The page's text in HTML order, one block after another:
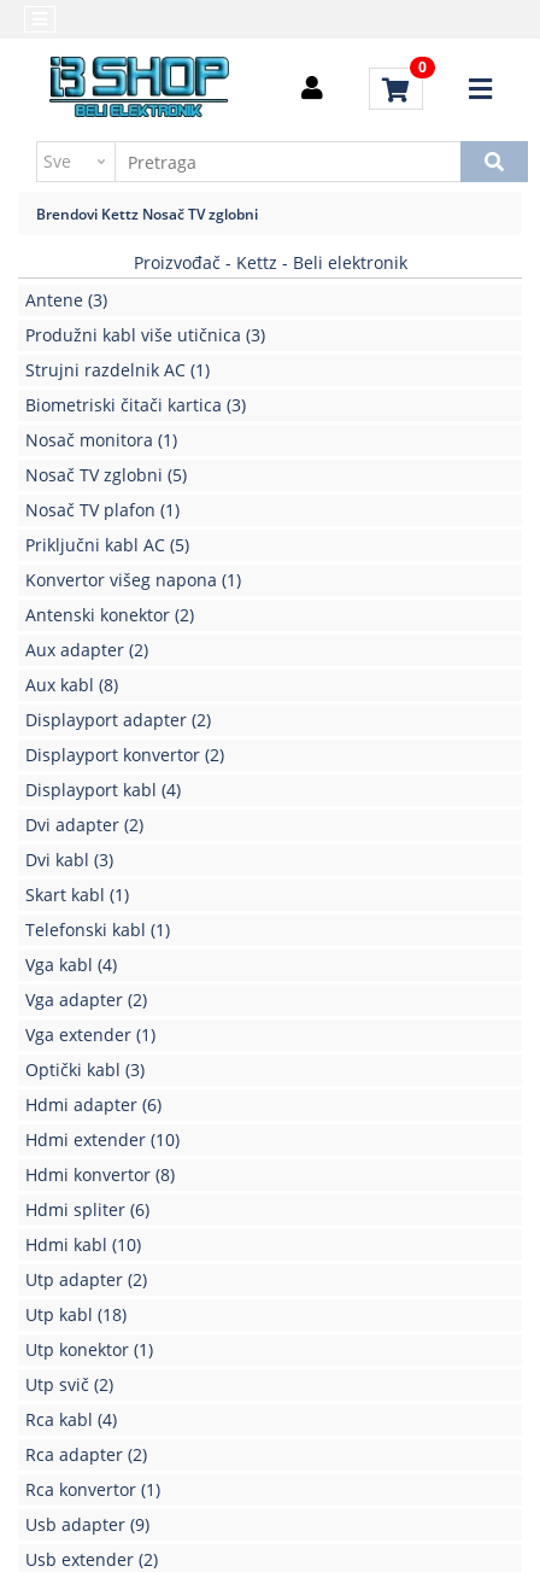
0
Baterija,punjač
Elektromehaničke
komponente
Elektronske
komponente
Elektronske
komponente
Kablovi
priključci
tehnika
Poslovna
oprema,računari
Strujni
Brendovi
Uputstvo
kupovinu
slanja
Brendovi Kettz Nosač TV zglobni
Proizvođač - Kettz - Beli elektronik
Antene (3)
Produžni kabl više utičnica (3)
Strujni razdelnik AC (1)
Biometriski čitači kartica (3)
Nosač monitora (1)
Nosač TV zglobni (5)
Nosač TV plafon (1)
Priključni kabl AC (5)
Konvertor višeg napona (1)
Antenski konektor (2)
Aux adapter (2)
Aux kabl (8)
Displayport adapter (2)
Displayport konvertor (2)
Displayport kabl (4)
Dvi adapter (2)
Dvi kabl (3)
Skart kabl (1)
Telefonski kabl (1)
Vga kabl (4)
Vga adapter (2)
Vga extender (1)
Optički kabl (3)
Hdmi adapter (6)
Hdmi extender (10)
Hdmi konvertor (8)
Hdmi spliter (6)
Hdmi kabl (10)
Utp adapter (2)
Utp kabl (18)
Utp konektor (1)
Utp svič (2)
Rca kabl (4)
Rca adapter (2)
Rca konvertor (1)
Usb adapter (9)
Usb extender (2)